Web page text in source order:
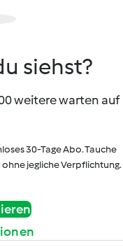
siehst?
weitere warten auf
30-Tage Abo. Tauche
jegliche Verpflichtung.